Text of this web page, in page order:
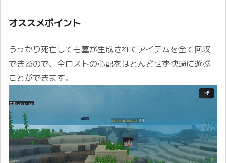
オススメポイント
うっかり死亡しても墓が生成されてアイテムを全て回収
できるので、全ロストの心配をほとんどせず快適に遊ぶ
ことができます。